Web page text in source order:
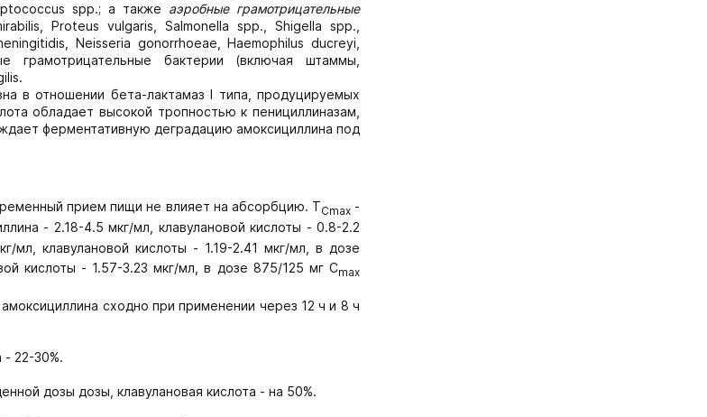
spp.; а также аэробные грамотрицательные
Proteus vulgaris, Salmonella spp., Shigella spp.,
Neisseria gonorrhoeae, Haemophilus ducreyi,
грамотрицательные бактерии (включая штаммы,
в отношении бета-лактамаз I типа, продуцируемых
обладает высокой тропностью к пенициллиназам,
ферментативную деградацию амоксициллина под
прием пищи не влияет на абсорбцию. TCmax-
- 2.18-4.5 мкг/мл, клавулановой кислоты - 0.8-2.2
мл, клавулановой кислоты - 1.19-2.41 мкг/мл, в дозе
кислоты - 1.57-3.23 мкг/мл, в дозе 875/125 мг Cmax
сходно при применении через 12 ч и 8 ч
- 22-30%.
дозы дозы, клавулановая кислота - на 50%.